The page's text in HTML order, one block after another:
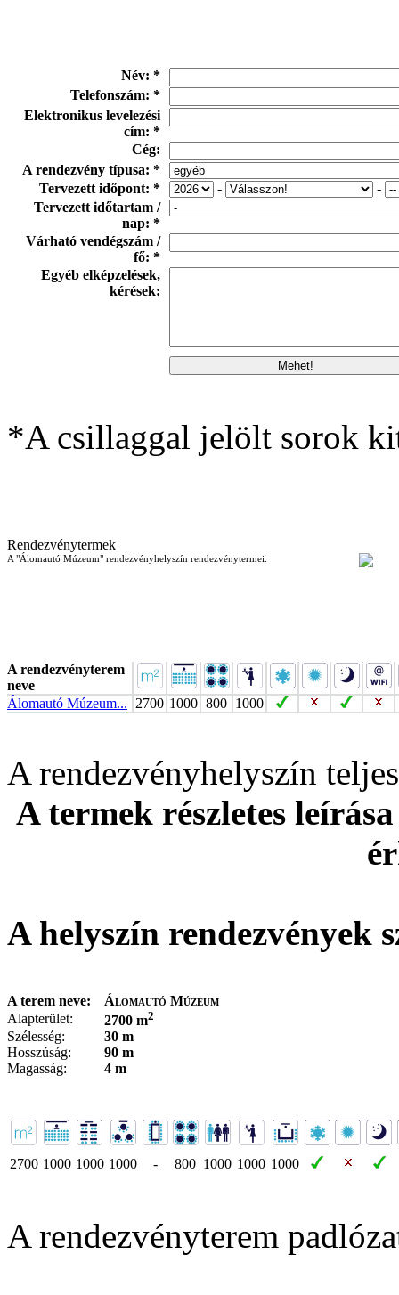
Név: *
Telefonszám: *
Elektronikus levelezési
cím: *
Cég:
A rendezvény típusa: *
Tervezett időpont: *
-
-
Tervezett időtartam /
nap: *
Várható vendégszám /
fő: *
Egyéb elképzelések,
kérések:
*A csillaggal jelölt sorok
Rendezvénytermek
A "Álomautó Múzeum" rendezvényhelyszín rendezvénytermei:
A rendezvényterem
neve
Álomautó Múzeum...
2700 1000 800 1000
A rendezvényhelyszín
A termek részletes
A helyszín rendezvények
A terem neve:
Álomautó Múzeum
Alapterület:
2700 m2
Szélesség:
30 m
Hosszúság:
90 m
Magasság:
4 m
2700 1000 1000 1000 - 800 1000 1000 1000
A rendezvényterem